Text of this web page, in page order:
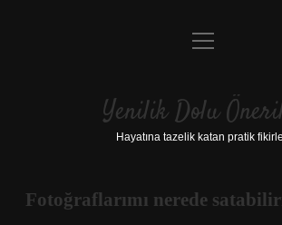
Anasayfa
Yasal Uyarı
menüyü
Yenilik Dolu
Hayatına tazelik katan pratik
Fotoğraflarımı nerede